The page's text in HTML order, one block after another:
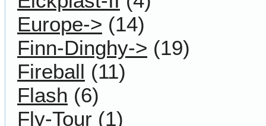
Europe-> (14)
Finn-Dinghy-> (19)
Fireball (11)
Flash (6)
Fly-Tour (1)